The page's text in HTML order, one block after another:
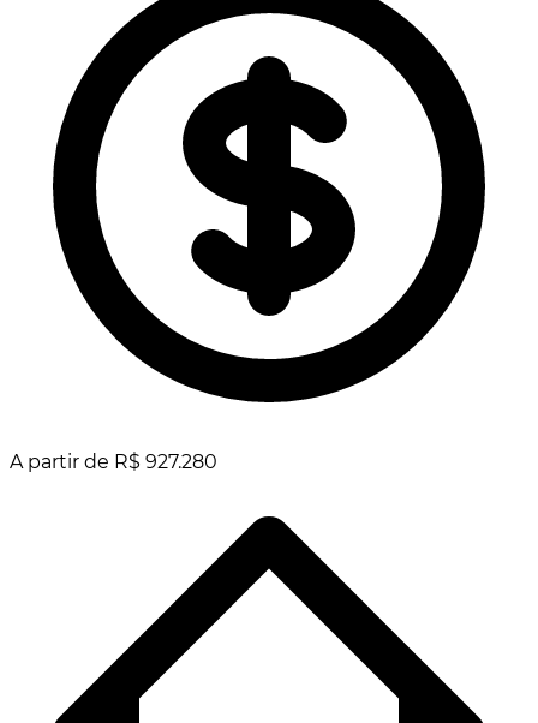
A partir de R$ 927.280